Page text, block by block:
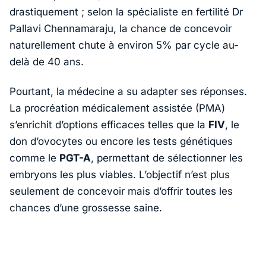
drastiquement ; selon la spécialiste en fertilité Dr
Pallavi Chennamaraju, la chance de concevoir
naturellement chute à environ 5% par cycle au-
delà de 40 ans.
Pourtant, la médecine a su adapter ses réponses.
La procréation médicalement assistée (PMA)
s’enrichit d’options efficaces telles que la FIV, le
don d’ovocytes ou encore les tests génétiques
comme le PGT-A, permettant de sélectionner les
embryons les plus viables. L’objectif n’est plus
seulement de concevoir mais d’offrir toutes les
chances d’une grossesse saine.